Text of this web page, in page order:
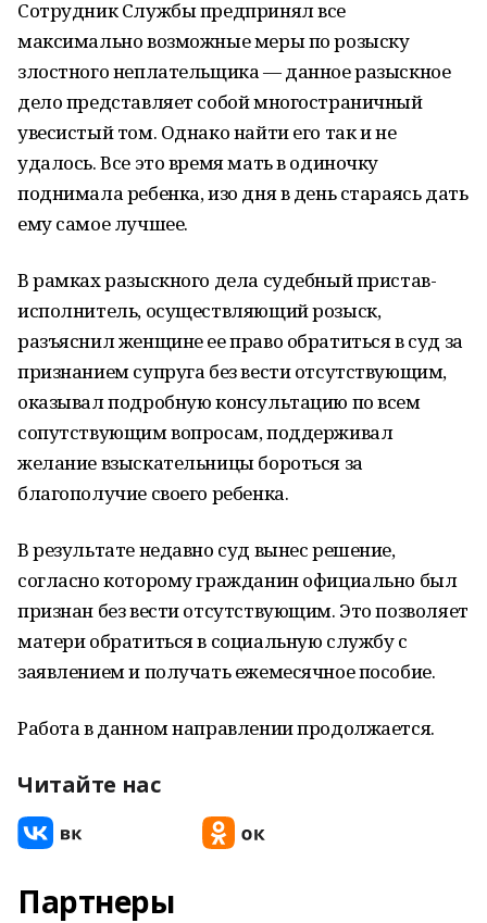
Сотрудник Службы предпринял все
максимально возможные меры по розыску
злостного неплательщика — данное разыскное
дело представляет собой многостраничный
увесистый том. Однако найти его так и не
удалось. Все это время мать в одиночку
поднимала ребенка, изо дня в день стараясь дать
ему самое лучшее.
В рамках разыскного дела судебный пристав-
исполнитель, осуществляющий розыск,
разъяснил женщине ее право обратиться в суд за
признанием супруга без вести отсутствующим,
оказывал подробную консультацию по всем
сопутствующим вопросам, поддерживал
желание взыскательницы бороться за
благополучие своего ребенка.
В результате недавно суд вынес решение,
согласно которому гражданин официально был
признан без вести отсутствующим. Это позволяет
матери обратиться в социальную службу с
заявлением и получать ежемесячное пособие.
Работа в данном направлении продолжается.
Читайте нас
Партнеры